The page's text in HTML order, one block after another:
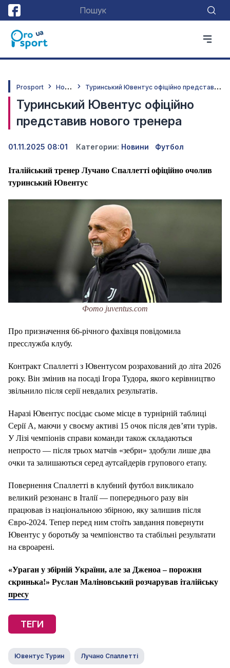
Prosport Н
овини Т
уринський Ювентус офіційно представив нового тренера
Туринський Ювентус офіційно
представив нового тренера
01.11.2025 08:01 Категории: Новини Футбол
Італійський тренер Лучано Спаллетті офіційно очолив
туринський Ювентус
Фото juventus.com
Про призначення 66-річного фахівця повідомила
пресслужба клубу.
Контракт Спаллетті з Ювентусом розрахований до літа 2026
року. Він змінив на посаді Ігора Тудора, якого керівництво
звільнило після серії невдалих результатів.
Наразі Ювентус посідає сьоме місце в турнірній таблиці
Серії А, маючи у своєму активі 15 очок після дев’яти турів.
У Лізі чемпіонів справи команди також складаються
непросто — після трьох матчів «зебри» здобули лише два
очки та залишаються серед аутсайдерів групового етапу.
Повернення Спаллетті в клубний футбол викликало
великий резонанс в Італії — попереднього разу він
працював із національною збірною, яку залишив після
Євро-2024. Тепер перед ним стоїть завдання повернути
Ювентус у боротьбу за чемпіонство та стабільні результати
на євроарені.
«Ураган у збірній України, але за Дженоа – порожня
скринька!» Руслан Маліновський розчарував італійську
пресу
ТЕГИ
Ювентус Турин Лучано Спаллетті